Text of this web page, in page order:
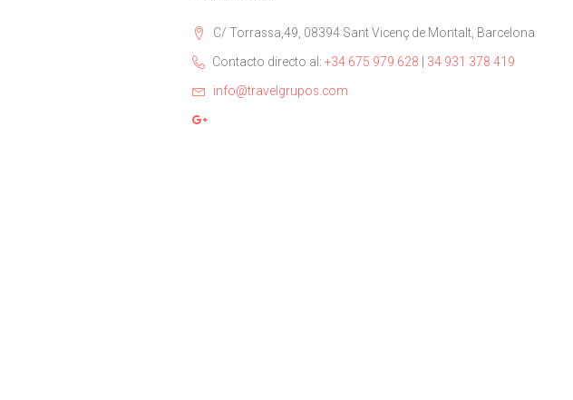
C/ Torrassa,49, 08394 Sant Vicenç de Montalt, Barcelona
Contacto directo al: +34 675 979 628
34 931 378 419
info@travelgrupos.com